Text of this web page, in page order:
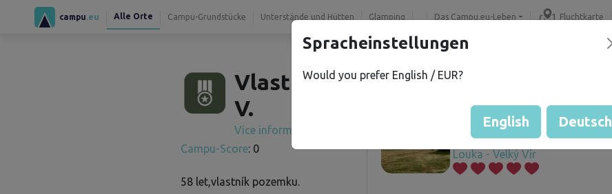
campu .eu Alle Orte Campu-Grundstücke Unterstände und Hütten Glamping Das Campu.eu-Leben Fluchtkarte
Vlastimil
V.
Více informací
Campu-Score: 0
58 let,vlastník pozemku.
Louka - Velký Vír
Spracheinstellungen
Would you prefer English / EUR?
English Deutsch